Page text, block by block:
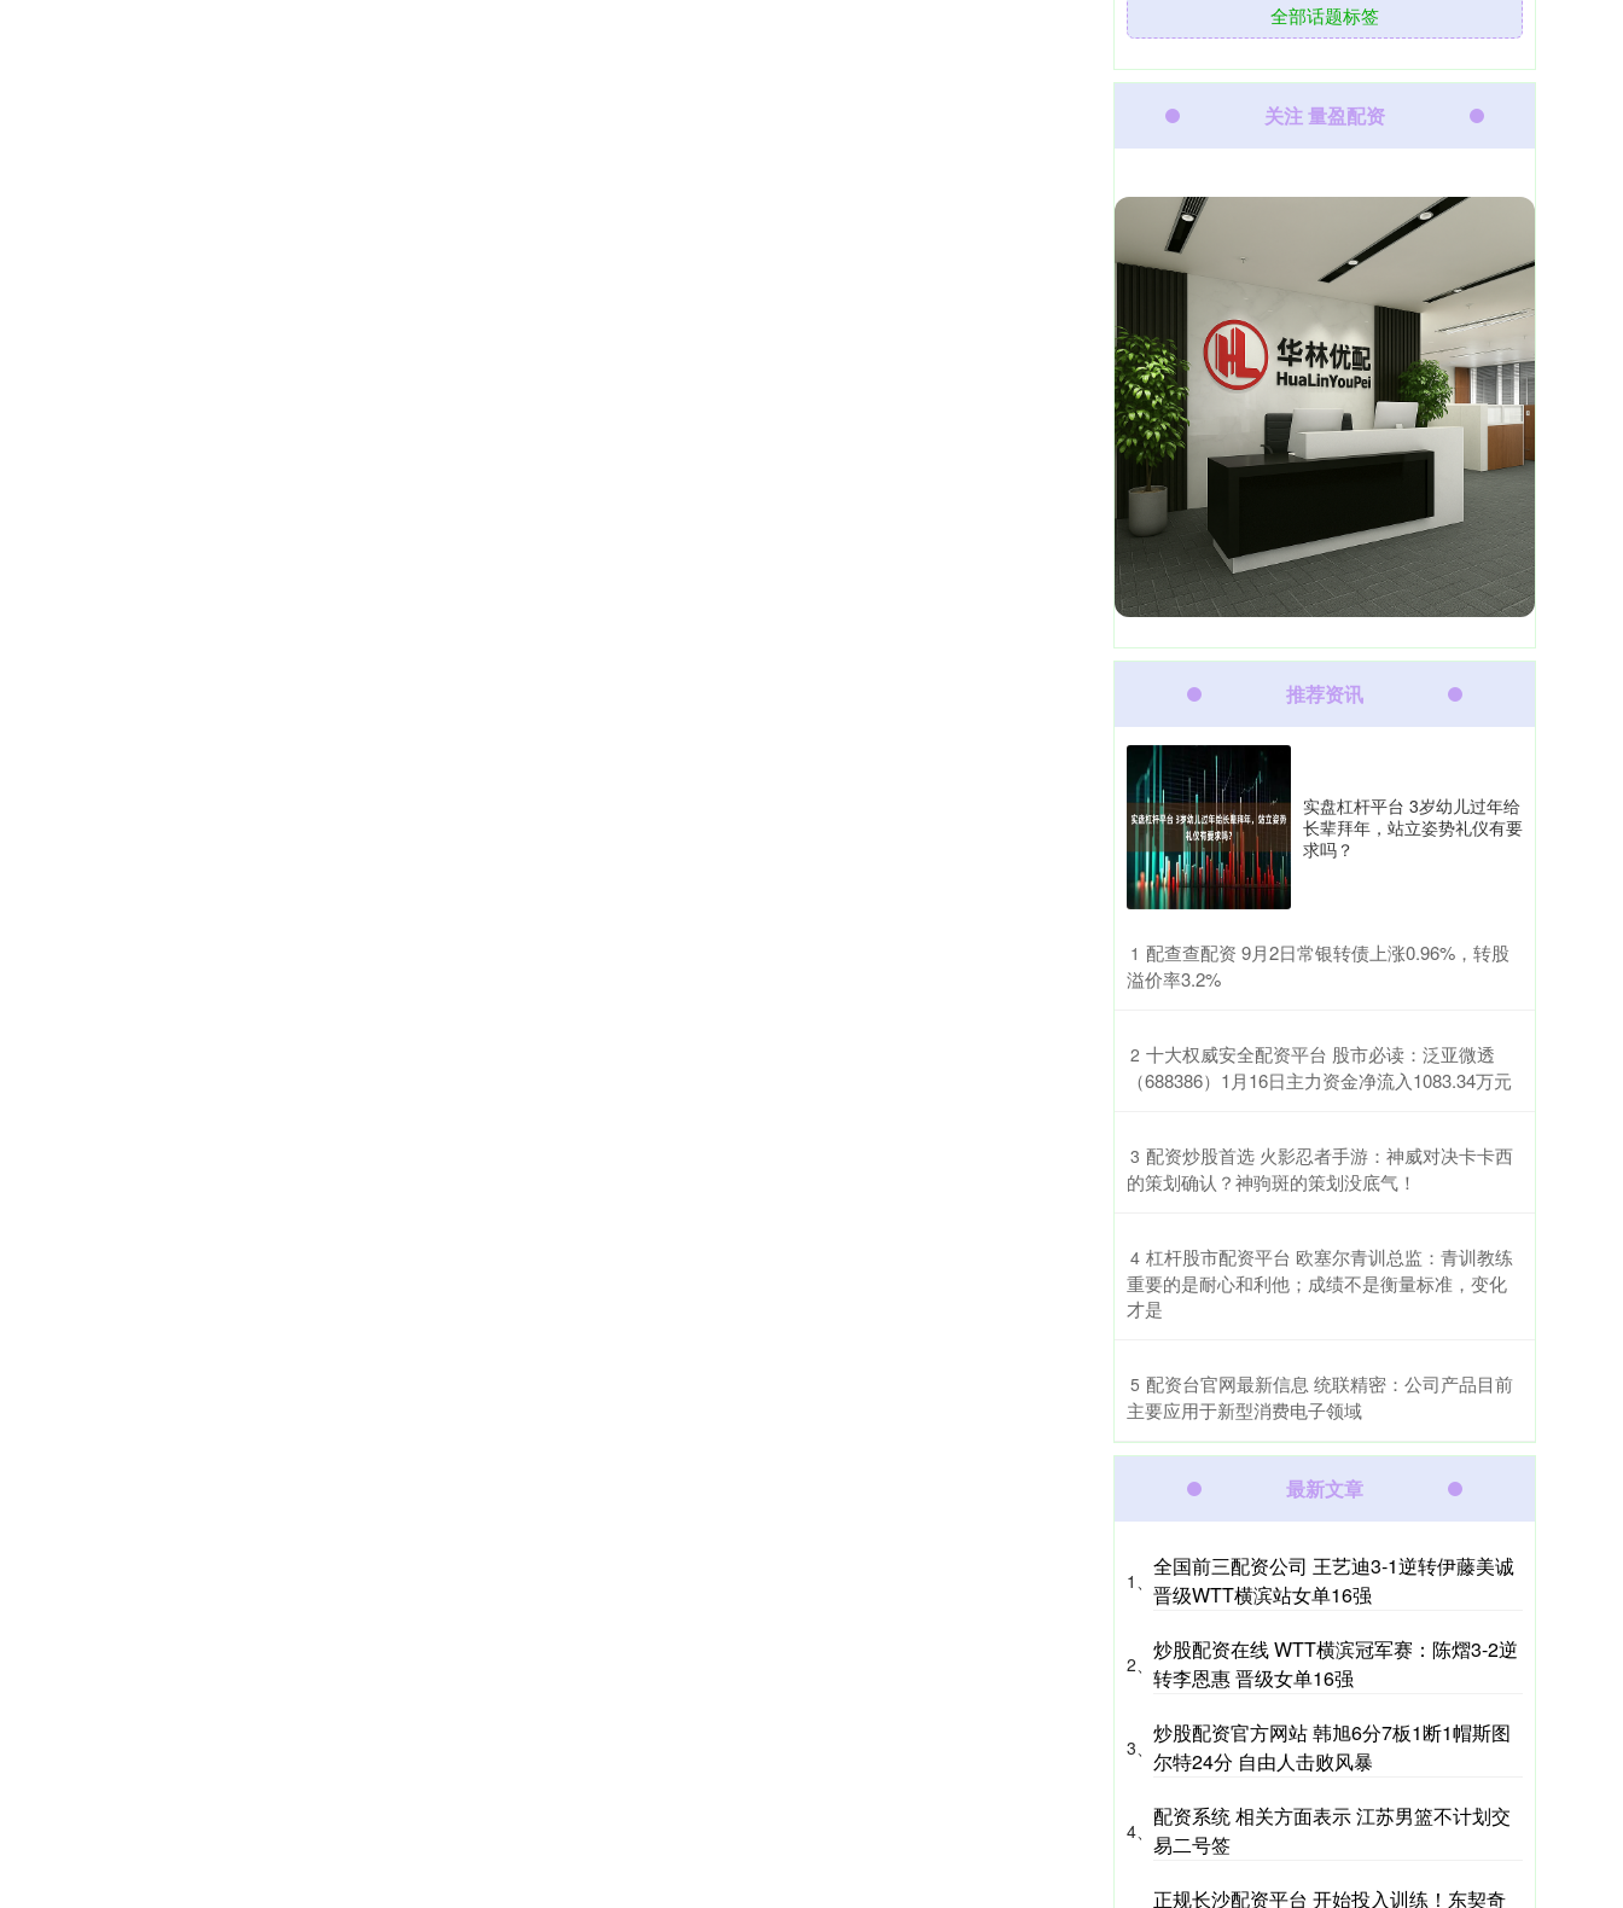
全部话题标签
关注 量盈配资
推荐资讯
实盘杠杆平台 3岁幼儿过年给
长辈拜年，站立姿势礼仪有要
求吗？
1 ​配查查配资 9月2日常银转债上涨0.96%，转股
溢价率3.2%
2 ​十大权威安全配资平台 股市必读：泛亚微透
（688386）1月16日主力资金净流入1083.34万元
3 ​配资炒股首选 火影忍者手游：神威对决卡卡西
的策划确认？神驹斑的策划没底气！
4 ​杠杆股市配资平台 欧塞尔青训总监：青训教练
重要的是耐心和利他；成绩不是衡量标准，变化
才是
5 ​配资台官网最新信息 统联精密：公司产品目前
主要应用于新型消费电子领域
最新文章
1、
全国前三配资公司 王艺迪3‑1逆转伊藤美诚
晋级WTT横滨站女单16强
2、
炒股配资在线 WTT横滨冠军赛：陈熠3-2逆
转李恩惠 晋级女单16强
3、
炒股配资官方网站 韩旭6分7板1断1帽斯图
尔特24分 自由人击败风暴
4、
配资系统 相关方面表示 江苏男篮不计划交
易二号签
正规长沙配资平台 开始投入训练！东契奇